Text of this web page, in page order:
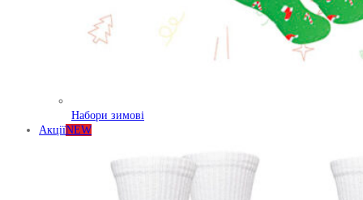
Набори зимові
АкціїNEW